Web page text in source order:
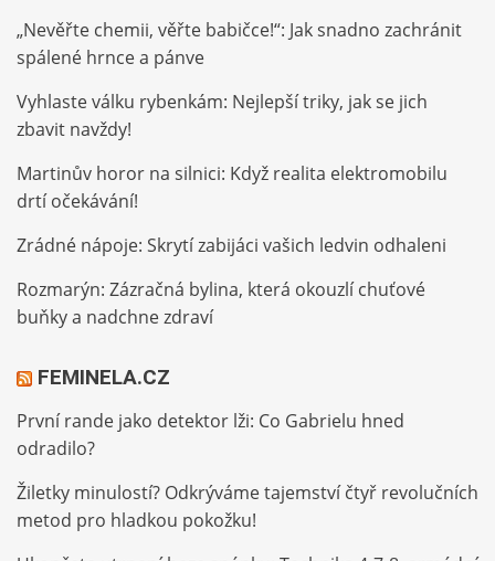
„Nevěřte chemii, věřte babičce!“: Jak snadno zachránit
spálené hrnce a pánve
Vyhlaste válku rybenkám: Nejlepší triky, jak se jich
zbavit navždy!
Martinův horor na silnici: Když realita elektromobilu
drtí očekávání!
Zrádné nápoje: Skrytí zabijáci vašich ledvin odhaleni
Rozmarýn: Zázračná bylina, která okouzlí chuťové
buňky a nadchne zdraví
FEMINELA.CZ
První rande jako detektor lži: Co Gabrielu hned
odradilo?
Žiletky minulostí? Odkrýváme tajemství čtyř revolučních
metod pro hladkou pokožku!